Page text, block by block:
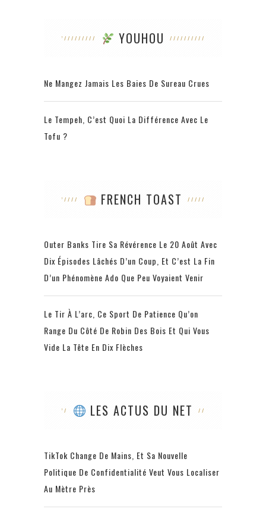
YOUHOU
Ne Mangez Jamais Les Baies De Sureau Crues
Le Tempeh, C’est Quoi La Différence Avec Le
Tofu ?
FRENCH TOAST
Outer Banks Tire Sa Révérence Le 20 Août Avec
Dix Épisodes Lâchés D’un Coup, Et C’est La Fin
D’un Phénomène Ado Que Peu Voyaient Venir
Le Tir À L’arc, Ce Sport De Patience Qu’on
Range Du Côté De Robin Des Bois Et Qui Vous
Vide La Tête En Dix Flèches
LES ACTUS DU NET
TikTok Change De Mains, Et Sa Nouvelle
Politique De Confidentialité Veut Vous Localiser
Au Mètre Près